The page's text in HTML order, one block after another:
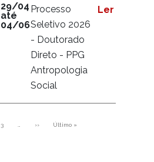
29/04
até
04/06
Processo
Seletivo 2026
- Doutorado
Direto - PPG
Antropologia
Social
Ler mais
3 ››
Próxima página
Último »
Última página